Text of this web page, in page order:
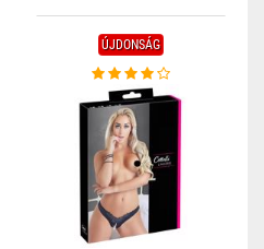
ÚJDONSÁG